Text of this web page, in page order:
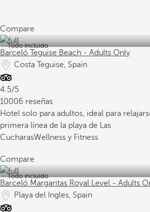
Compare
Todo incluido
Barceló Teguise Beach - Adults Only
Costa Teguise, Spain
4.5/5
10006 reseñas
Hotel solo para adultos, ideal para
primera línea de la playa de Las
CucharasWellness y Fitness
Compare
Todo incluido
Barceló Margaritas Royal Level - Adults
Playa del Ingles, Spain